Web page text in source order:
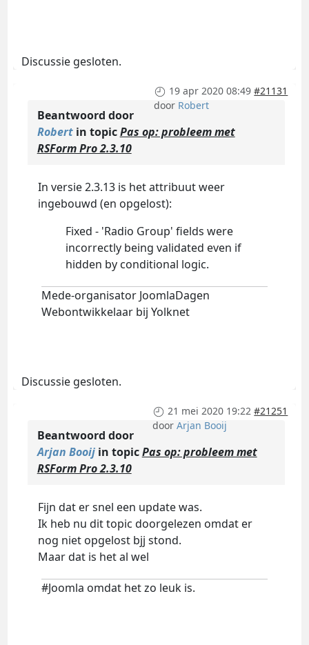
Discussie gesloten.
19 apr 2020 08:49 #21131
door Robert
Beantwoord door
Robertin topicPas op: probleem met
RSForm Pro 2.3.10
In versie 2.3.13 is het attribuut weer
ingebouwd (en opgelost):
Fixed - 'Radio Group' fields were
incorrectly being validated even if
hidden by conditional logic.
Mede-organisator JoomlaDagen
Webontwikkelaar bij Yolknet
Discussie gesloten.
21 mei 2020 19:22 #21251
doorArjan Booij
Beantwoord door
Arjan Booijin topicPas op: probleem met
RSForm Pro 2.3.10
Fijn dat er snel een update was.
Ik heb nu dit topic doorgelezen omdat er
nog niet opgelost bjj stond.
Maar dat is het al wel
#Joomla omdat het zo leuk is.